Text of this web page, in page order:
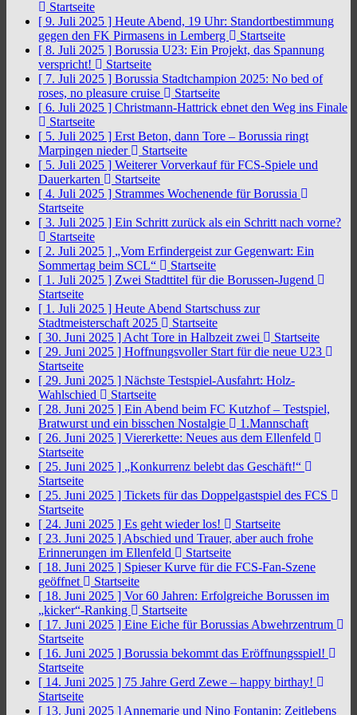
Startseite
[ 9. Juli 2025 ] Heute Abend, 19 Uhr: Standortbestimmung
gegen den FK Pirmasens in Lemberg
Startseite
[ 8. Juli 2025 ] Borussia U23: Ein Projekt, das Spannung
verspricht!
Startseite
[ 7. Juli 2025 ] Borussia Stadtchampion 2025: No bed of
roses, no pleasure cruise
Startseite
[ 6. Juli 2025 ] Christmann-Hattrick ebnet den Weg ins Finale
Startseite
[ 5. Juli 2025 ] Erst Beton, dann Tore – Borussia ringt
Marpingen nieder
Startseite
[ 5. Juli 2025 ] Weiterer Vorverkauf für FCS-Spiele und
Dauerkarten
Startseite
[ 4. Juli 2025 ] Strammes Wochenende für Borussia
Startseite
[ 3. Juli 2025 ] Ein Schritt zurück als ein Schritt nach vorne?
Startseite
[ 2. Juli 2025 ] „Vom Erfindergeist zur Gegenwart: Ein
Sommertag beim SCL“
Startseite
[ 1. Juli 2025 ] Zwei Stadttitel für die Borussen-Jugend
Startseite
[ 1. Juli 2025 ] Heute Abend Startschuss zur
Stadtmeisterschaft 2025
Startseite
[ 30. Juni 2025 ] Acht Tore in Halbzeit zwei
Startseite
[ 29. Juni 2025 ] Hoffnungsvoller Start für die neue U23
Startseite
[ 29. Juni 2025 ] Nächste Testspiel-Ausfahrt: Holz-
Wahlschied
Startseite
[ 28. Juni 2025 ] Ein Abend beim FC Kutzhof – Testspiel,
Bratwurst und ein bisschen Nostalgie
1.Mannschaft
[ 26. Juni 2025 ] Viererkette: Neues aus dem Ellenfeld
Startseite
[ 25. Juni 2025 ] „Konkurrenz belebt das Geschäft!“
Startseite
[ 25. Juni 2025 ] Tickets für das Doppelgastspiel des FCS
Startseite
[ 24. Juni 2025 ] Es geht wieder los!
Startseite
[ 23. Juni 2025 ] Abschied und Trauer, aber auch frohe
Erinnerungen im Ellenfeld
Startseite
[ 18. Juni 2025 ] Spieser Kurve für die FCS-Fan-Szene
geöffnet
Startseite
[ 18. Juni 2025 ] Vor 60 Jahren: Erfolgreiche Borussen im
„kicker“-Ranking
Startseite
[ 17. Juni 2025 ] Eine Eiche für Borussias Abwehrzentrum
Startseite
[ 16. Juni 2025 ] Borussia bekommt das Eröffnungsspiel!
Startseite
[ 14. Juni 2025 ] 75 Jahre Gerd Zewe – happy birthay!
Startseite
[ 13. Juni 2025 ] Annemarie und Nino Fontanin: Zeitlebens